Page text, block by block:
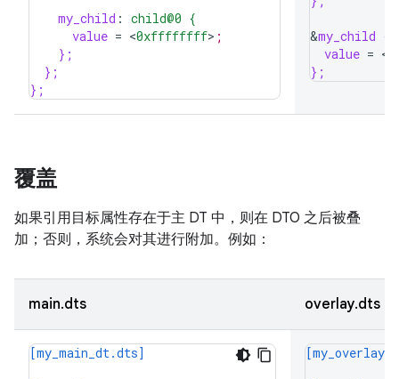
my_child : child@0 {
value = <0xffffffff> ;
};
};
};
&my_child {
value = <
};
覆盖
如果引用目标属性存在于主 DT 中，则在 DTO 之后被叠
加；否则，系统会对其进行附加。例如：
main.dts overlay.dts
[my_main_dt.dts]